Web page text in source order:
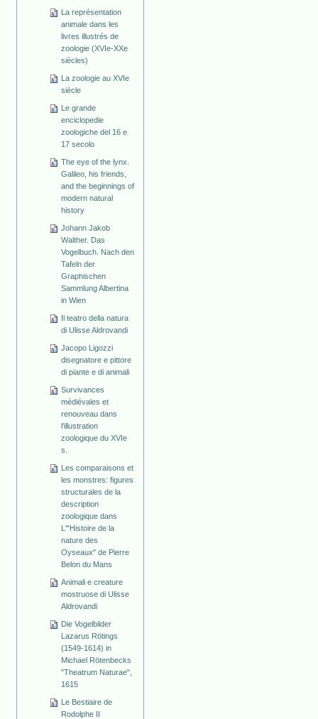
La représentation
animale dans les
livres illustrés de
zoologie (XVIe-XXe
siècles)
La zoologie au XVIe
siècle
Le grande
enciclopedie
zoologiche del 16 e
17 secolo
The eye of the lynx.
Galileo, his friends,
and the beginnings of
modern natural
history
Johann Jakob
Walther. Das
Vogelbuch. Nach den
Tafeln der
Graphischen
Sammlung Albertina
in Wien
Il teatro della natura
di Ulisse Aldrovandi
Jacopo Ligozzi
disegnatore e pittore
di piante e di animali
Survivances
médiévales et
renouveau dans
l'illustration
zoologique du XVIe
s.
Les comparaisons et
les monstres: figures
structurales de la
description
zoologique dans
L'"Histoire de la
nature des
Oyseaux" de Pierre
Belon du Mans
Animali e creature
mostruose di Ulisse
Aldrovandi
Die Vogelbilder
Lazarus Rötings
(1549-1614) in
Michael Rötenbecks
"Theatrum Naturae",
1615
Le Bestiaire de
Rodolphe II